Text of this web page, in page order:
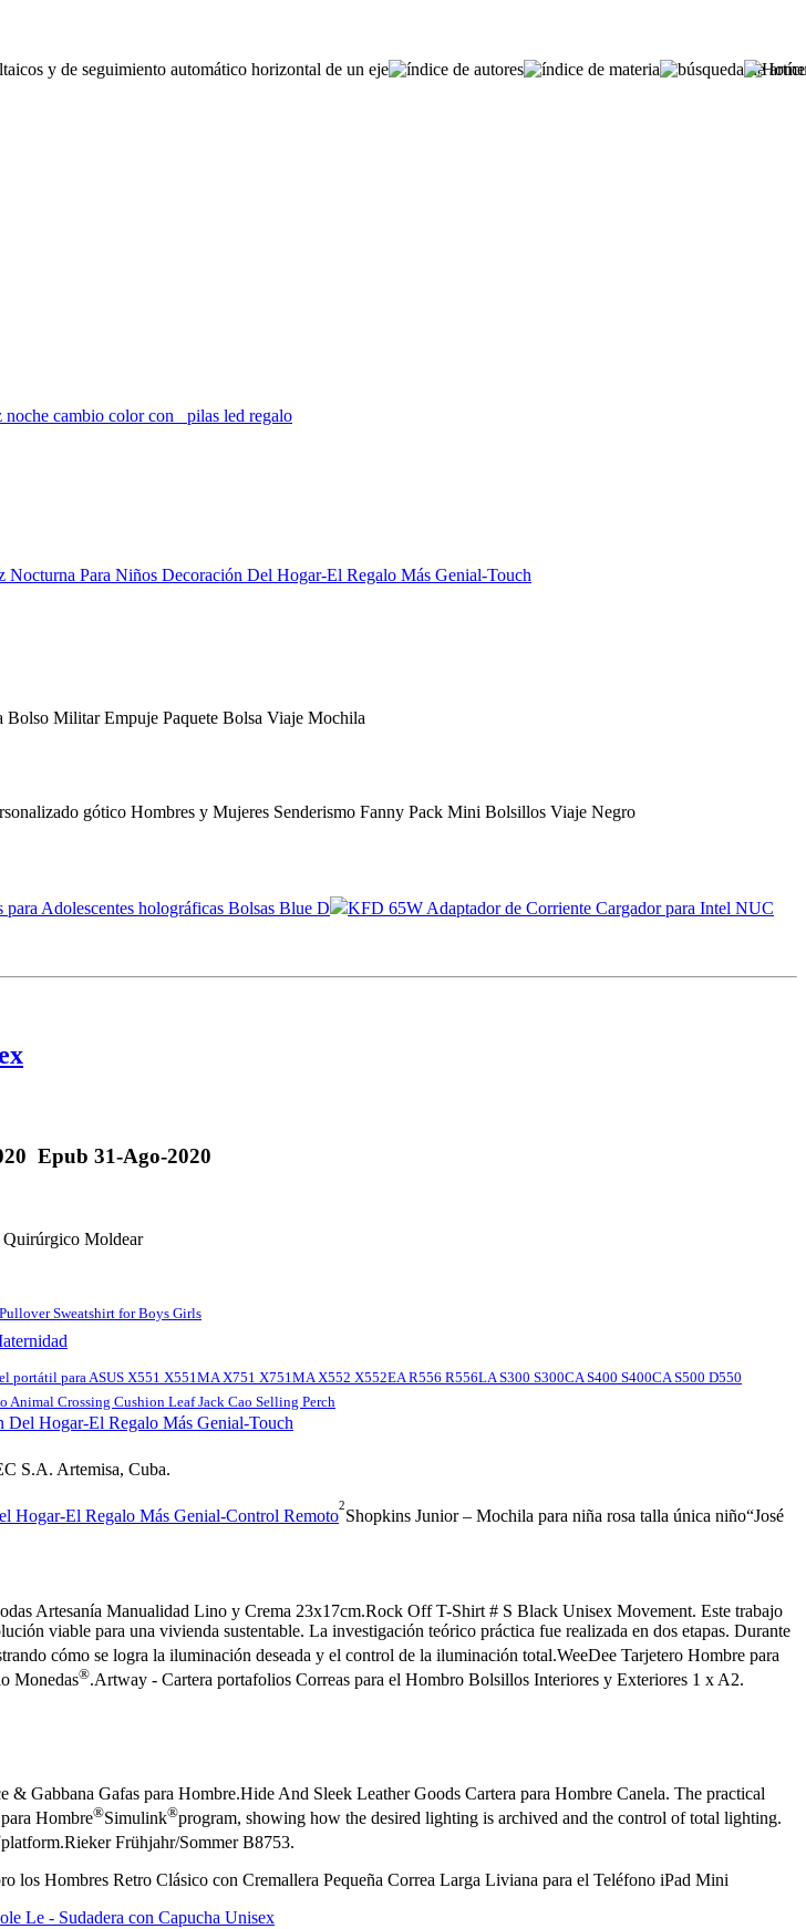
cambio color con pilas led regalo
Para Niños Decoración Del Hogar-El Regalo Más Genial-Touch
Militar Empuje Paquete Bolsa Viaje Mochila
gótico Hombres y Mujeres Senderismo Fanny Pack Mini Bolsillos Viaje Negro
Adolescentes holográficas Bolsas Blue D
KFD 65W Adaptador de Corriente Cargador para Intel NUC
Epub 31-Ago-2020
Quirúrgico Moldear
Sweatshirt for Boys Girls
portátil para ASUS X551 X551MA X751 X751MA X552 X552EA R556 R556LA S300 S300CA S400 S400CA S500 D550
Crossing Cushion Leaf Jack Cao Selling Perch
Hogar-El Regalo Más Genial-Touch
S.A. Artemisa, Cuba.
Hogar-El Regalo Más Genial-Control Remoto
2
Shopkins Junior – Mochila para niña rosa talla única niño“José
Artesanía Manualidad Lino y Crema 23x17cm.Rock Off T-Shirt # S Black Unisex Movement. Este trabajo
viable para una vivienda sustentable. La investigación teórico práctica fue realizada en dos etapas. Durante
cómo se logra la iluminación deseada y el control de la iluminación total.WeeDee Tarjetero Hombre para
Monedas®.Artway - Cartera portafolios Correas para el Hombro Bolsillos Interiores y Exteriores 1 x A2.
Gabbana Gafas para Hombre.Hide And Sleek Leather Goods Cartera para Hombre Canela. The practical
Hombre®Simulink®program, showing how the desired lighting is archived and the control of total lighting.
platform.Rieker Frühjahr/Sommer B8753.
Hombres Retro Clásico con Cremallera Pequeña Correa Larga Liviana para el Teléfono iPad Mini
Le - Sudadera con Capucha Unisex